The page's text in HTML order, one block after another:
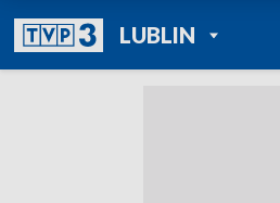
LUBLINPOWRÓT DO
TVP REGIONY